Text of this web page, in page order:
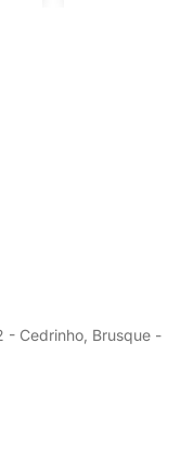
- Cedrinho, Brusque -